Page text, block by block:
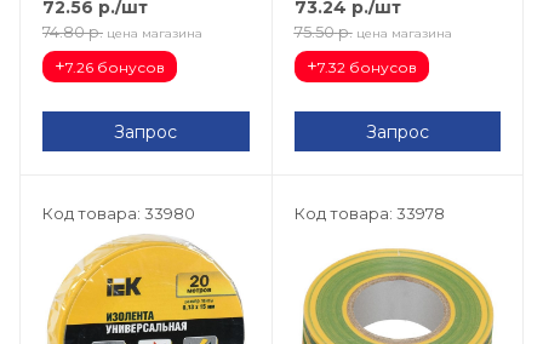
72.56 р./шт
74.80 р. цена магазина
+7.26 бонусов
Запрос
73.24 р./шт
75.50 р. цена магазина
+7.32 бонусов
Запрос
Код товара: 33980 Код товара: 33978